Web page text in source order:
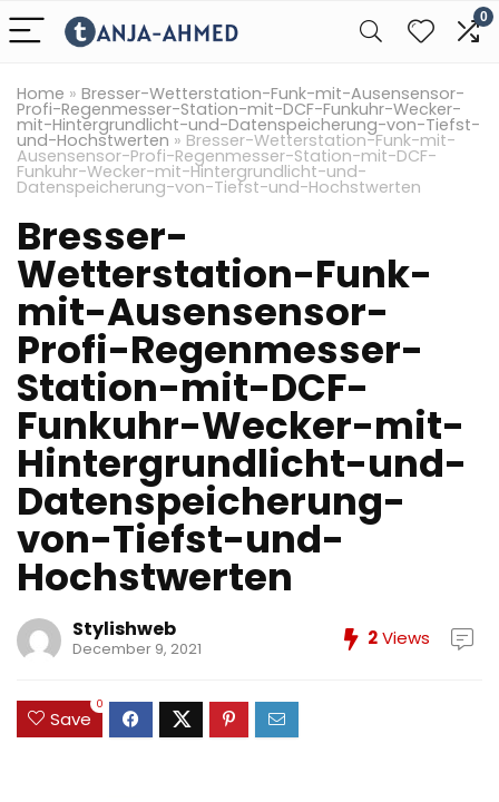
0
Home » Bresser-Wetterstation-Funk-mit-Ausensensor-
Profi-Regenmesser-Station-mit-DCF-Funkuhr-Wecker-
mit-Hintergrundlicht-und-Datenspeicherung-von-Tiefst-
und-Hochstwerten » Bresser-Wetterstation-Funk-mit-
Ausensensor-Profi-Regenmesser-Station-mit-DCF-
Funkuhr-Wecker-mit-Hintergrundlicht-und-
Datenspeicherung-von-Tiefst-und-Hochstwerten
Bresser-
Wetterstation-Funk-
mit-Ausensensor-
Profi-Regenmesser-
Station-mit-DCF-
Funkuhr-Wecker-mit-
Hintergrundlicht-und-
Datenspeicherung-
von-Tiefst-und-
Hochstwerten
Stylishweb
December 9, 2021 2Views
Save
0